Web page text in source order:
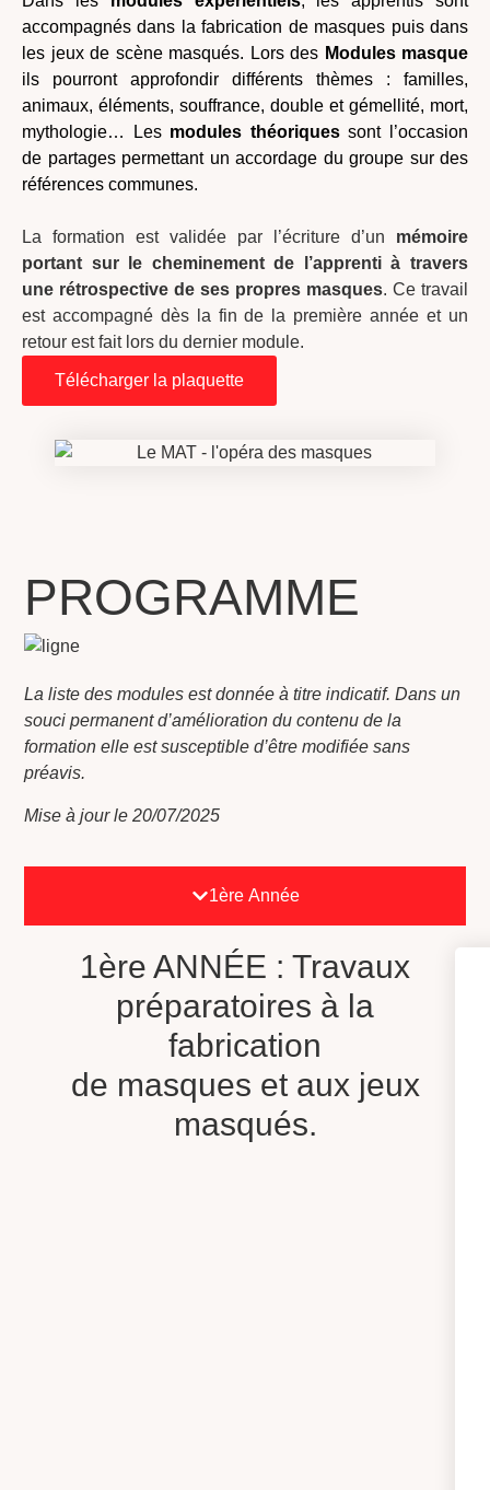
accompagnés dans la fabrication de masques puis dans
les jeux de scène masqués. Lors des Modules masque
ils pourront approfondir différents thèmes : familles,
animaux, éléments, souffrance, double et gémellité, mort,
mythologie… Les modules théoriquessont l’occasion
de partages permettant un accordage du groupe sur des
références communes.
La formation est validée par l’écriture d’un mémoire
portant sur le cheminement de l’apprenti à travers
une rétrospective de ses propres masques. Ce travail
est accompagné dès la fin de la première année et un
retour est fait lors du dernier module.
Télécharger la plaquette
PROGRAMME
La liste des modules est donnée à titre indicatif. Dans un
souci permanent d’amélioration du contenu de la
formation elle est susceptible d’être modifiée sans
préavis.
Mise à jour le 20/07/2025
1ère Année
1ère ANNÉE : Travaux
préparatoires à la
fabrication
de masques et aux jeux
masqués.